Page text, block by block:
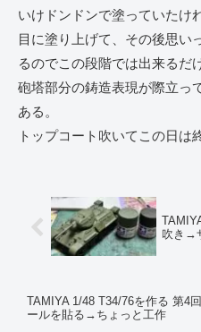
いけドンドンで塗っていたけ
目に塗り上げて、その後思い
るのでこの段階では出来るだ
砲塔部分の鋳造表現が際立っ
ある。
トップコート吹いてこの日は
吹き→
TAMIYA 1/48 T34/76を作る 第4
ールを貼る→ちょっと工作